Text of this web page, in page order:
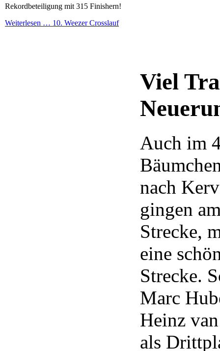
Rekordbeteiligung mit 315 Finishern!
Weiterlesen … 10. Weezer Crosslauf
Viel
Auch im
nach
gingen
Strecke,
eine
Strecke.
Marc
Heinz
als